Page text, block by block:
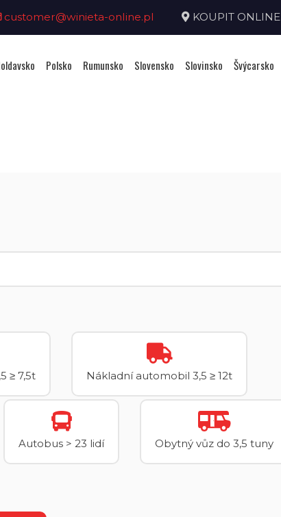
customer@winieta-online.pl KOUPIT ONLINE
Polsko Rumunsko Slovensko Slovinsko Švýcarsko
≥ 7,5t Nákladní automobil 3,5 ≥ 12t
Autobus > 23 lidí Obytný vůz do 3,5 tuny